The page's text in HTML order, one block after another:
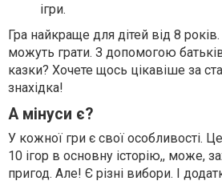
ігри.
Гра найкраще для дітей від 8
можуть грати. З допомогою
казки? Хочете щось цікавіше за
знахідка!
А мінуси є?
У кожної гри є свої особливості.
10 ігор в основну історію,, може,
пригод. Але! Є різні вибори. І